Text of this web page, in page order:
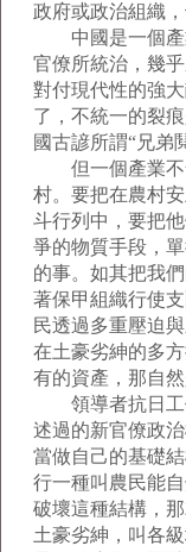
政府或政治組織
中國是一個產
官僚所統治，幾
對付現代性的強
了，不統一的裂
國古諺所謂“兄弟
但一個產業不
村。要把在農村
斗行列中，要把
爭的物質手段，
的事。如其把我
著保甲組織行使
民透過多重壓迫
在土豪劣紳的多
有的資產，那自然
領導者抗日工
述過的新官僚政
當做自己的基礎
行一種叫農民能
破壞這種結構，
土豪劣紳，叫各